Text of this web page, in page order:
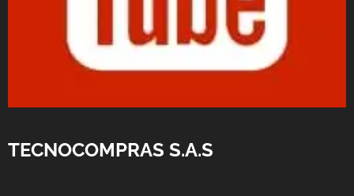
TECNOCOMPRAS S.A.S